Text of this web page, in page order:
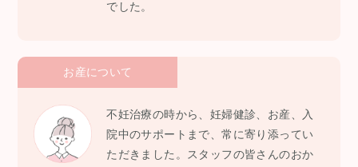
でした。
お産について
不妊治療の時から、妊婦健診、お産、入
院中のサポートまで、常に寄り添ってい
ただきました。スタッフの皆さんのおか